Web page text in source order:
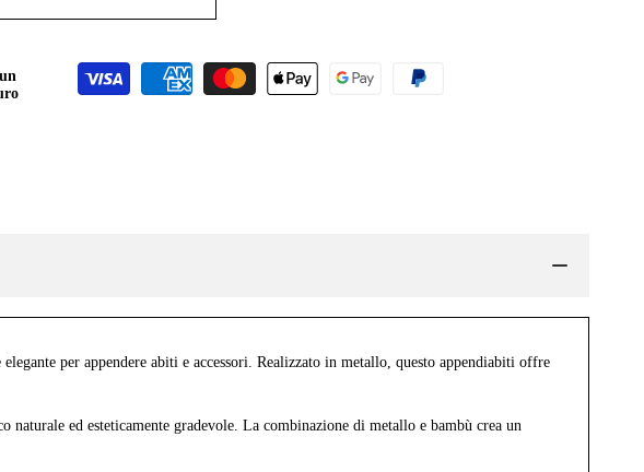
}}"
per appendere abiti e accessori. Realizzato in metallo, questo appendiabiti offre
ed esteticamente gradevole. La combinazione di metallo e bambù crea un